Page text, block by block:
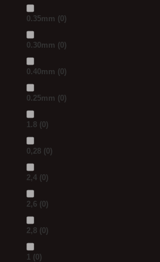
0.35mm (0)
0.30mm (0)
0.40mm (0)
0.25mm (0)
1.8 (0)
0,28 (0)
2,4 (0)
2,6 (0)
2,8 (0)
1 (0)